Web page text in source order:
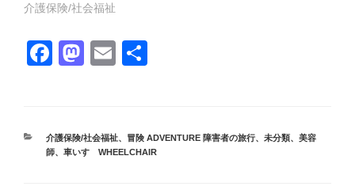
介護保険/社会福祉
F
e
b
M
o
d
E
カ
テ
介護保険/社会福祉、 冒険 ADVENTURE 障害者の旅行、 未分類、 美容
師、 車いす WHEELCHAIR